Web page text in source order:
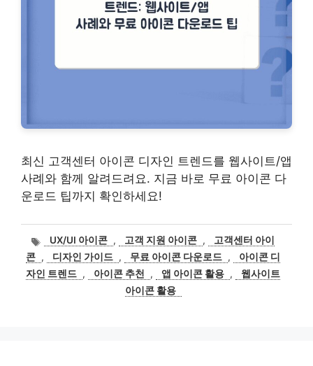
최신 고객센터 아이콘 디자인 트렌드를 웹사이트/앱
사례와 함께 알려드려요. 지금 바로 무료 아이콘 다
운로드 팁까지 확인하세요!
태
그
UX/UI 아이콘 , 고객 지원 아이콘 ,
고객센터 아이
콘 , 디자인 가이드 , 무료 아이콘 다운로드 ,
아이콘 디
자인 트렌드 , 아이콘 추천 , 앱 아이콘 활용 ,
웹사이트
아이콘 활용